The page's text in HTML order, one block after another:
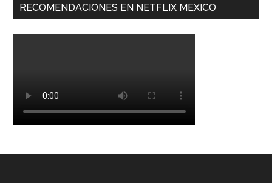
RECOMENDACIONES EN NETFLIX MEXICO